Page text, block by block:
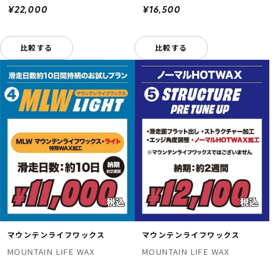
¥22,000
比較する
¥16,500
比較する
マウンテンライフワックス
MOUNTAIN LIFE WAX
マウンテンライフワックス
MOUNTAIN LIFE WAX